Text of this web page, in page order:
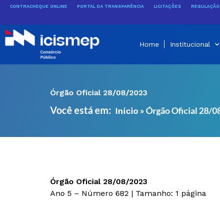
conteúdo
CONTRACHEQUE ONLINE PORTAL DA TRANSPARÊNCIA LICITAÇÕES
Home Institucional
Órgão Oficial 28/08/2023
Você está em: Início »Órgão Oficial 28/
Órgão Oficial 28/08/2023
Ano 5 – Número 682 | Tamanho: 1 página